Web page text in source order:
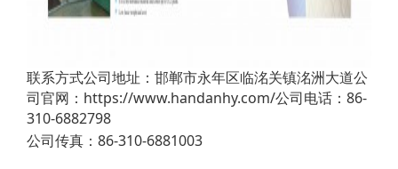
联系方式公司地址：邯郸市永年区临洺关镇洺洲大道公
司官网：https://www.handanhy.com/公司电话：86-
310-6882798
公司传真：86-310-6881003